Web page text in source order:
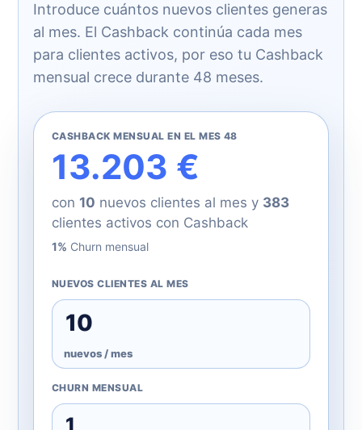
Introduce cuántos nuevos clientes generas
al mes. El Cashback continúa cada mes
para clientes activos, por eso tu Cashback
mensual crece durante 48 meses.
CASHBACK MENSUAL EN EL MES 48
13.203 €
con 10 nuevos clientes al mes y 383
clientes activos con Cashback
1% Churn mensual
NUEVOS CLIENTES AL MES
nuevos / mes
CHURN MENSUAL